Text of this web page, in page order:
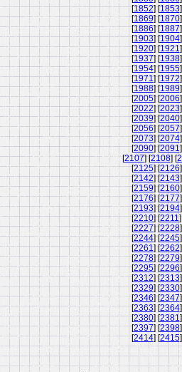
[1852] [1853
[1869] [1870
[1886] [1887
[1903] [1904
[1920] [1921
[1937] [1938
[1954] [1955
[1971] [1972
[1988] [1989
[2005] [2006
[2022] [2023
[2039] [2040
[2056] [2057
[2073] [2074
[2090] [2091
[2107] [2108] [
[2125] [2126
[2142] [2143
[2159] [2160
[2176] [2177
[2193] [2194
[2210] [2211
[2227] [2228
[2244] [2245
[2261] [2262
[2278] [2279
[2295] [2296
[2312] [2313
[2329] [2330
[2346] [2347
[2363] [2364
[2380] [2381
[2397] [2398
[2414] [2415